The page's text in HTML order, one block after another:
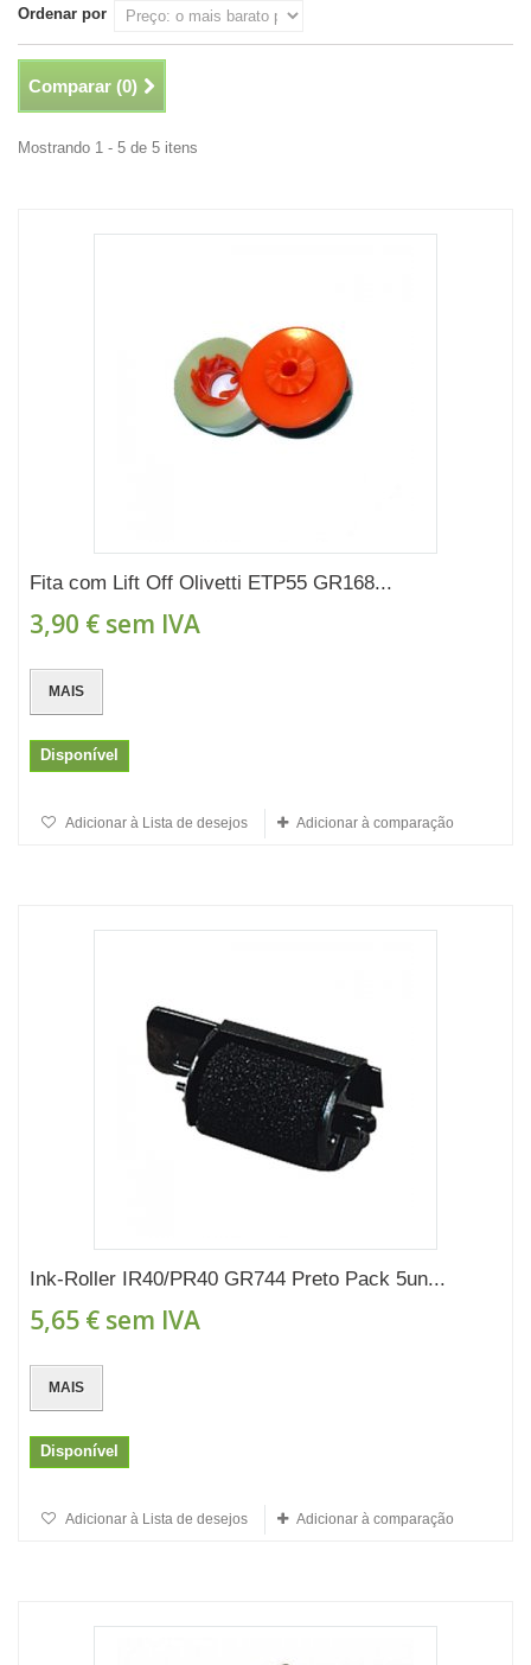
Ordenar por
Comparar (0)
Mostrando 1 - 5 de 5 itens
Fita com Lift Off Olivetti ETP55 GR168...
3,90 € sem IVA
MAIS
Disponível
Adicionar à Lista de desejos Adicionar à comparação
Ink-Roller IR40/PR40 GR744 Preto Pack 5un...
5,65 € sem IVA
MAIS
Disponível
Adicionar à Lista de desejos Adicionar à comparação